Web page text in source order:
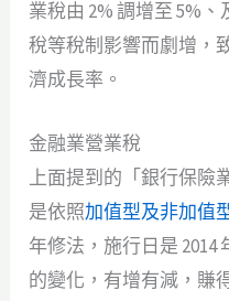
業稅由 2% 調增至 5%
稅等稅制影響而劇增，
濟成長率。
金融業營業稅
上面提到的「銀行保險
是依照加值型及非加值
年修法，施行日是 2014
的變化，有增有減，賺